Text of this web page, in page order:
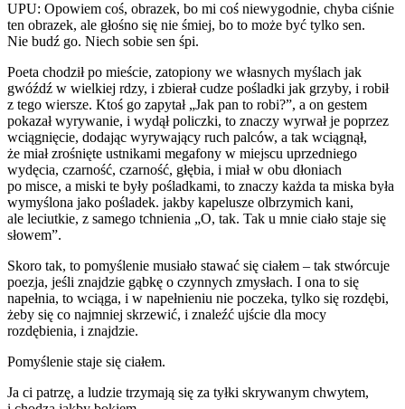
UPU: Opowiem coś, obrazek, bo mi coś niewygodnie, chyba ciśnie
ten obrazek, ale głośno się nie śmiej, bo to może być tylko sen.
Nie budź go. Niech sobie sen śpi.
Poeta chodził po mieście, zatopiony we własnych myślach jak
gwóźdź w wielkiej rdzy, i zbierał cudze pośladki jak grzyby, i robił
z tego wiersze. Ktoś go zapytał „Jak pan to robi?”, a on gestem
pokazał wyrywanie, i wydął policzki, to znaczy wyrwał je poprzez
wciągnięcie, dodając wyrywający ruch palców, a tak wciągnął,
że miał zrośnięte ustnikami megafony w miejscu uprzedniego
wydęcia, czarność, czarność, głębia, i miał w obu dłoniach
po misce, a miski te były pośladkami, to znaczy każda ta miska była
wymyślona jako pośladek. jakby kapelusze olbrzymich kani,
ale leciutkie, z samego tchnienia „O, tak. Tak u mnie ciało staje się
słowem”.
Skoro tak, to pomyślenie musiało stawać się ciałem – tak stwórcuje
poezja, jeśli znajdzie gąbkę o czynnych zmysłach. I ona to się
napełnia, to wciąga, i w napełnieniu nie poczeka, tylko się rozdębi,
żeby się co najmniej skrzewić, i znaleźć ujście dla mocy
rozdębienia, i znajdzie.
Pomyślenie staje się ciałem.
Ja ci patrzę, a ludzie trzymają się za tyłki skrywanym chwytem,